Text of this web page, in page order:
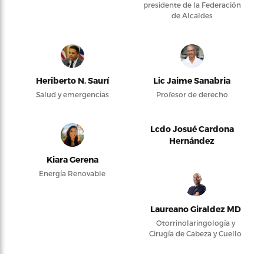
presidente de la Federación
de Alcaldes
Heriberto N. Saurí
Salud y emergencias
Lic Jaime Sanabria
Profesor de derecho
Kiara Gerena
Energía Renovable
Lcdo Josué Cardona
Hernández
Laureano Giraldez MD
Otorrinolaringología y
Cirugía de Cabeza y Cuello